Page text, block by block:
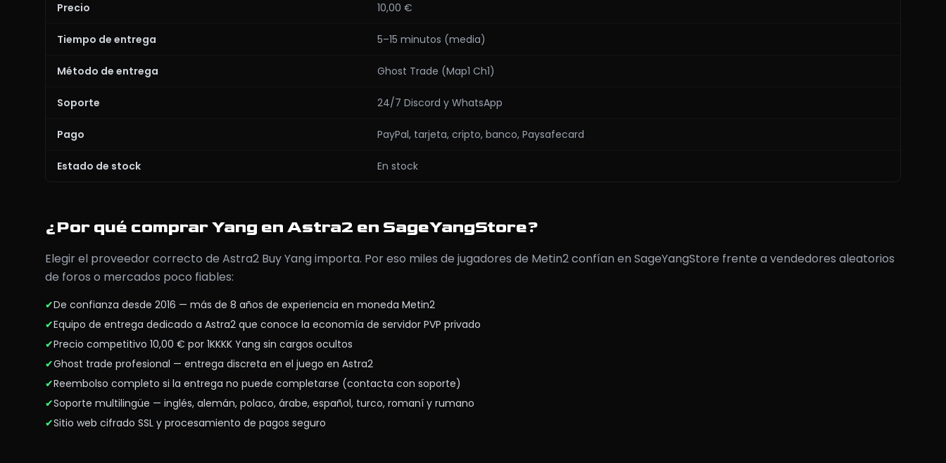
Precio 10,00 €
Tiempo de entrega 5–15 minutos (media)
Método de entrega Ghost Trade (Map1 Ch1)
Soporte 24/7 Discord y WhatsApp
Pago PayPal, tarjeta, cripto, banco, Paysafecard
Estado de stock En stock
¿Por qué comprar Yang en Astra2 en SageYangStore?
Elegir el proveedor correcto de Astra2 Buy Yang importa. Por eso miles de jugadores de Metin2 confían en SageYangStore frente a vendedores aleatorios
de foros o mercados poco fiables:
✔De confianza desde 2016 — más de 8 años de experiencia en moneda Metin2
✔Equipo de entrega dedicado a Astra2 que conoce la economía de servidor PVP privado
✔Precio competitivo 10,00 € por 1KKKK Yang sin cargos ocultos
✔Ghost trade profesional — entrega discreta en el juego en Astra2
✔Reembolso completo si la entrega no puede completarse (contacta con soporte)
✔Soporte multilingüe — inglés, alemán, polaco, árabe, español, turco, romaní y rumano
✔Sitio web cifrado SSL y procesamiento de pagos seguro